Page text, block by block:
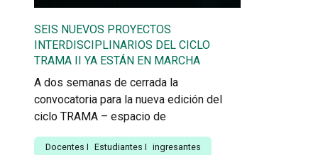
SEIS NUEVOS PROYECTOS
INTERDISCIPLINARIOS DEL CICLO
TRAMA II YA ESTÁN EN MARCHA
A dos semanas de cerrada la
convocatoria para la nueva edición del
ciclo TRAMA – espacio de
Docentes I Estudiantes I ingresantes